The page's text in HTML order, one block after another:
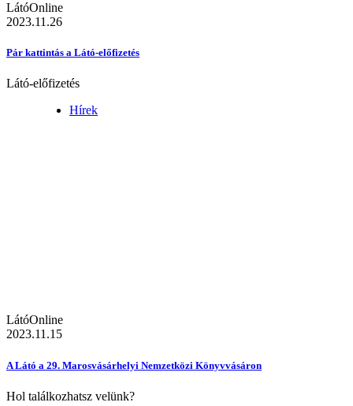
LátóOnline
2023.11.26
Pár kattintás a Látó-előfizetés
Látó-előfizetés
Hírek
LátóOnline
2023.11.15
A Látó a 29. Marosvásárhelyi Nemzetközi Könyvvásáron
Hol találkozhatsz velünk?